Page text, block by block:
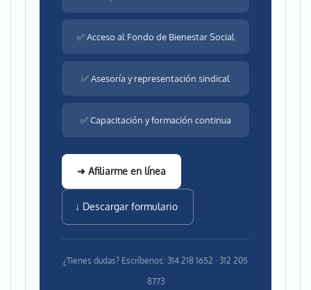
✅ Acceso al Fondo de Bienestar Social
✅ Asesoría y representación sindical
✅ Capacitación y formación continua
➜ Afiliarme en línea
↓ Descargar formulario
¿Tienes dudas? Escríbenos: 314 218 1652 · 312 205
8773